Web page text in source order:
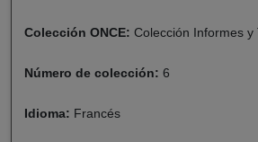
Colección ONCE: Colección Informes y
Número de colección: 6
Idioma: Francés